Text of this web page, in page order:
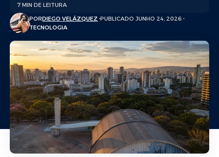
PORDIEGO VELÁZQUEZ PUBLICADO JUNHO 24, 2026
TECNOLOGIA
7 MIN DE LEITURA